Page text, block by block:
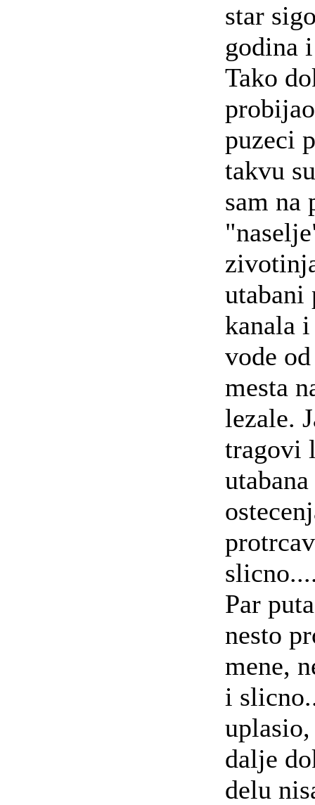
star
godina
Tako
puzeci
takvu
sam na
kanala
vode
mesta
lezale.
tragovi
Par
nesto
mene,
i
dalje
delu